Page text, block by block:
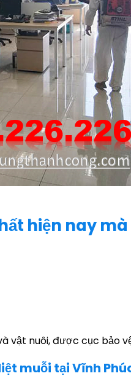
hiện nay
vật nuôi, được cục bảo
muỗi tại Vĩnh